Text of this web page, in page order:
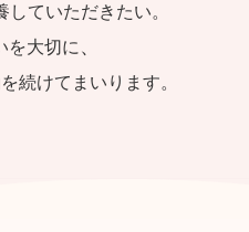
ていただきたい。
を大切に 、
続けてまいります。